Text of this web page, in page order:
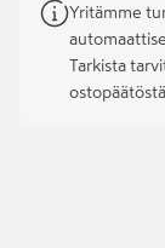
Yritämme
Tarkista